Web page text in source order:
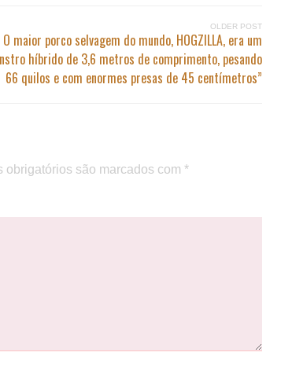
OLDER POST
O maior porco selvagem do mundo, HOGZILLA, era um
híbrido de 3,6 metros de comprimento, pesando
66 quilos e com enormes presas de 45 centímetros”
obrigatórios são marcados com *